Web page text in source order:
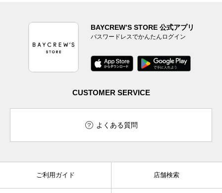
BAYCREW’S STORE 公式アプリ
パスワードレスでかんたんログイン
CUSTOMER SERVICE
よくある質問
ご利用ガイド 店舗検索